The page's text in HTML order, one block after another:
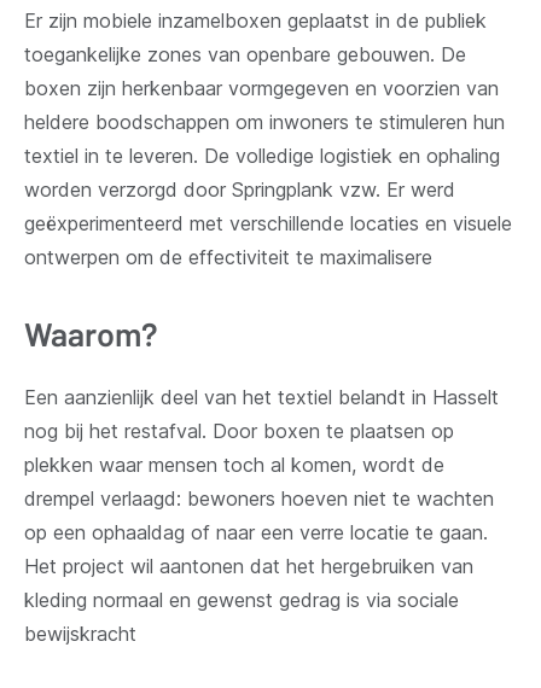
Er zijn mobiele inzamelboxen geplaatst in de publiek
toegankelijke zones van openbare gebouwen. De
boxen zijn herkenbaar vormgegeven en voorzien van
heldere boodschappen om inwoners te stimuleren hun
textiel in te leveren. De volledige logistiek en ophaling
worden verzorgd door Springplank vzw. Er werd
geëxperimenteerd met verschillende locaties en visuele
ontwerpen om de effectiviteit te maximalisere
Waarom?
Een aanzienlijk deel van het textiel belandt in Hasselt
nog bij het restafval. Door boxen te plaatsen op
plekken waar mensen toch al komen, wordt de
drempel verlaagd: bewoners hoeven niet te wachten
op een ophaaldag of naar een verre locatie te gaan.
Het project wil aantonen dat het hergebruiken van
kleding normaal en gewenst gedrag is via sociale
bewijskracht